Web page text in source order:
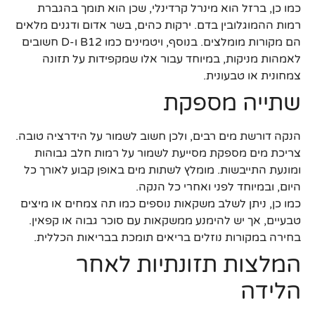
כמו כן, ברזל הוא מינרל קרדינלי, שכן הוא תומך בהגברת
רמות ההמוגלובין בדם. ירקות כהים, בשר אדום ודגנים מלאים
הם מקורות מומלצים. בנוסף, ויטמינים כמו B12 ו-D חשובים
לאמהות מניקות, במיוחד עבור אלו שמקפידות על תזונה
צמחונית או טבעונית.
שתייה מספקת
הנקה דורשת מים רבים, ולכן חשוב לשמור על הידרציה טובה.
צריכת מים מספקת מסייעת לשמור על רמות חלב גבוהות
ומונעת התייבשות. מומלץ לשתות מים באופן קבוע לאורך כל
היום, ובמיוחד לפני ואחרי כל הנקה.
כמו כן, ניתן לשלב משקאות נוספים כמו תה צמחים או מיצים
טבעיים, אך יש להימנע ממשקאות עם סוכר גבוה או קפאין.
בחירה במקורות נוזלים בריאים תומכת בבריאות הכללית.
המלצות תזונתיות לאחר
הלידה